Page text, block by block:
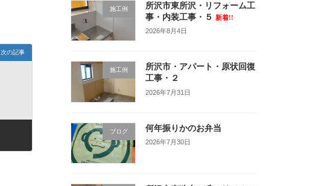
次の記事
施工例
所沢市東所沢・リフォーム工
事・内装工事・５
新着!!
2026年8月4日
施工例
所沢市・アパート・原状回復
工事・２
2026年7月31日
ブログ 何年振りかのお弁当
2026年7月30日